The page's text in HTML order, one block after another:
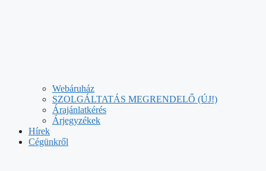
Webáruház
SZOLGÁLTATÁS MEGRENDELŐ (ÚJ!)
Árajánlatkérés
Árjegyzékek
Hírek
Cégünkről